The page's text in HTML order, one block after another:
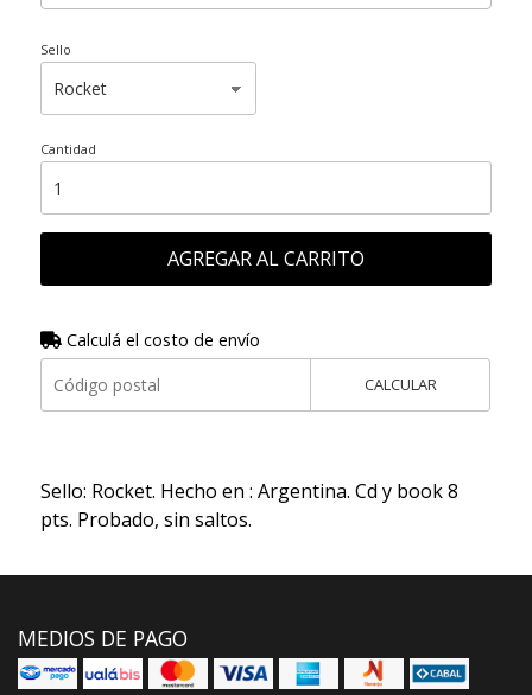
Sello
Cantidad
AGREGAR AL CARRITO
Calculá el costo de envío
CALCULAR
Sello: Rocket. Hecho en : Argentina. Cd y book 8
pts. Probado, sin saltos.
MEDIOS DE PAGO